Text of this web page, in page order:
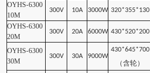
OYHS-6300
10M
300V 10A 3000W 320*355*130
OYHS-6300
20M
300V 20A 6000W 430*520*200
OYHS-6300
30M
300V 30A 9000W
430*645*700
（含轮）